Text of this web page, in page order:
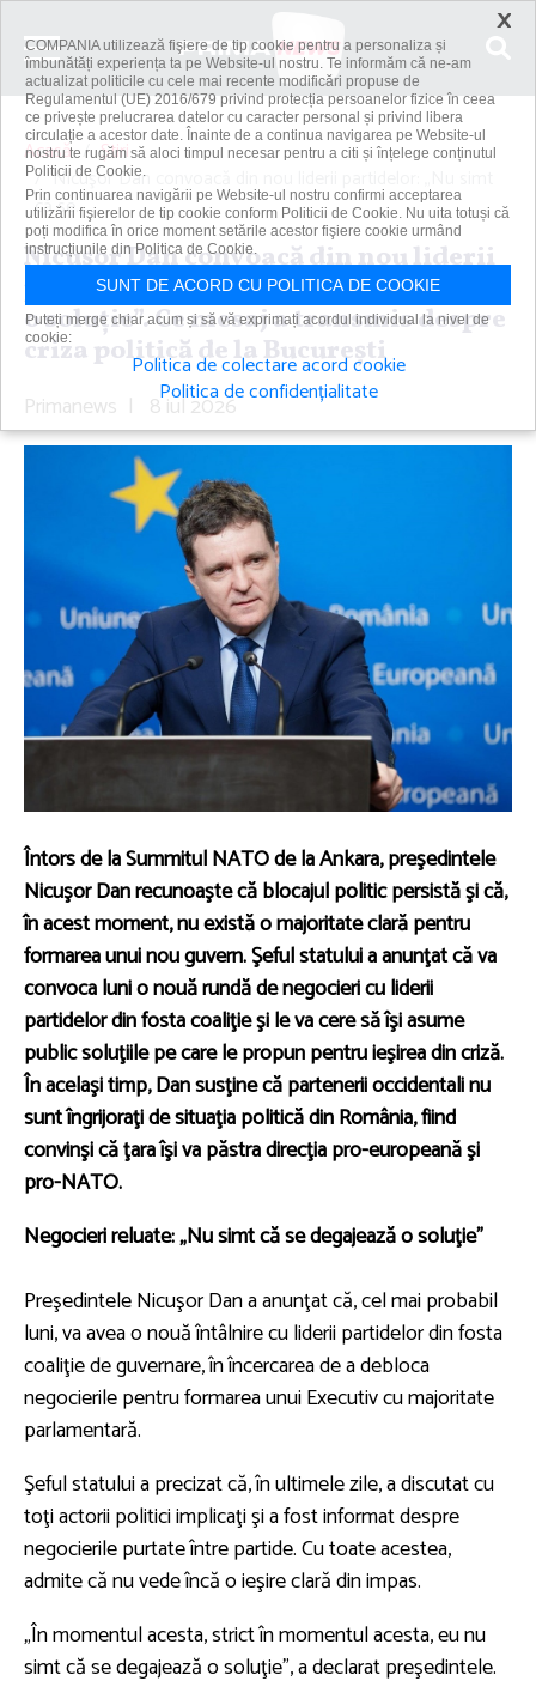
Acasă
Știri
Nicuşor Dan convoacă din nou liderii partidelor: „Nu simt
că se...
Nicuşor Dan convoacă din nou liderii
partidelor: „Nu simt că se conturează
o soluţie”. Ce mesaj a transmis despre
criza politică de la Bucureşti
Primanews | 8 iul 2026
Întors de la Summitul NATO de la Ankara, preşedintele
Nicuşor Dan recunoaşte că blocajul politic persistă şi că,
în acest moment, nu există o majoritate clară pentru
formarea unui nou guvern. Şeful statului a anunţat că va
convoca luni o nouă rundă de negocieri cu liderii
partidelor din fosta coaliţie şi le va cere să îşi asume
public soluţiile pe care le propun pentru ieşirea din criză.
În acelaşi timp, Dan susţine că partenerii occidentali nu
sunt îngrijoraţi de situaţia politică din România, fiind
convinşi că ţara îşi va păstra direcţia pro-europeană şi
pro-NATO.
Negocieri reluate: „Nu simt că se degajează o soluţie”
Preşedintele Nicuşor Dan a anunţat că, cel mai probabil
luni, va avea o nouă întâlnire cu liderii partidelor din fosta
coaliţie de guvernare, în încercarea de a debloca
negocierile pentru formarea unui Executiv cu majoritate
parlamentară.
Şeful statului a precizat că, în ultimele zile, a discutat cu
toţi actorii politici implicaţi şi a fost informat despre
negocierile purtate între partide. Cu toate acestea,
admite că nu vede încă o ieşire clară din impas.
„În momentul acesta, strict în momentul acesta, eu nu
simt că se degajează o soluţie”, a declarat preşedintele.
×
COMPANIA utilizează fişiere de tip cookie pentru a personaliza și
îmbunătăți experiența ta pe Website-ul nostru. Te informăm că ne-am
actualizat politicile cu cele mai recente modificări propuse de
Regulamentul (UE) 2016/679 privind protecția persoanelor fizice în ceea
ce privește prelucrarea datelor cu caracter personal și privind libera
circulație a acestor date. Înainte de a continua navigarea pe Website-ul
nostru te rugăm să aloci timpul necesar pentru a citi și înțelege conținutul
Politicii de Cookie.
Prin continuarea navigării pe Website-ul nostru confirmi acceptarea
utilizării fişierelor de tip cookie conform Politicii de Cookie. Nu uita totuși că
poți modifica în orice moment setările acestor fişiere cookie urmând
instrucțiunile din Politica de Cookie.
SUNT DE ACORD CU POLITICA DE COOKIE
Puteți merge chiar acum și să vă exprimați acordul individual la nivel de
cookie:
Politica de colectare acord cookie
Politica de confidențialitate